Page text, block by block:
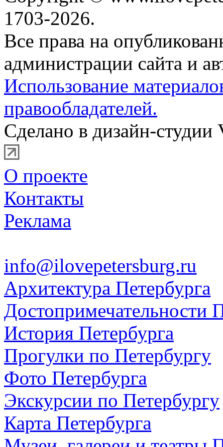
1703-2026.
Все права на
администрации сайта и
Использование
правообладателей.
Сделано в дизайн-студии
О проекте
Контакты
Реклама
info@ilovepetersburg.ru
Архитектура Петербурга
Достопримечательности
История Петербурга
Прогулки по Петербургу
Фото Петербурга
Экскурсии по Петербургу
Карта Петербурга